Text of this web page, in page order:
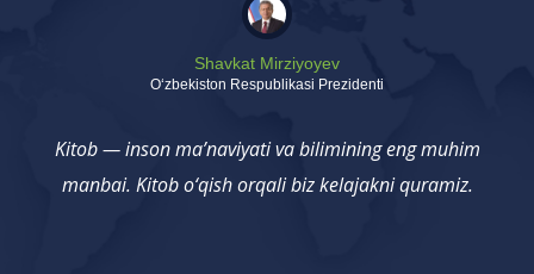
Shavkat Mirziyoyev
Oʻzbekiston Respublikasi Prezidenti
Kitob — inson ma’naviyati va bilimining eng muhim
manbai. Kitob o‘qish orqali biz kelajakni quramiz.